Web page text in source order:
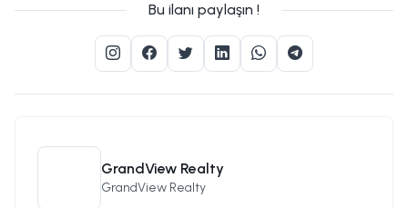
Bu ilanı paylaşın !
GrandView Realty
GrandView Realty